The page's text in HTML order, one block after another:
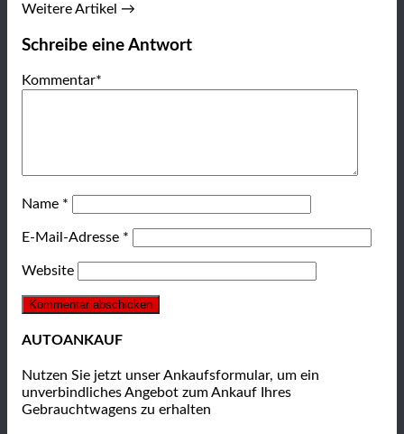
Weitere Artikel →
Schreibe eine Antwort
Kommentar*
Name *
E-Mail-Adresse *
Website
AUTOANKAUF
Nutzen Sie jetzt unser Ankaufsformular, um ein
unverbindliches Angebot zum Ankauf Ihres
Gebrauchtwagens zu erhalten